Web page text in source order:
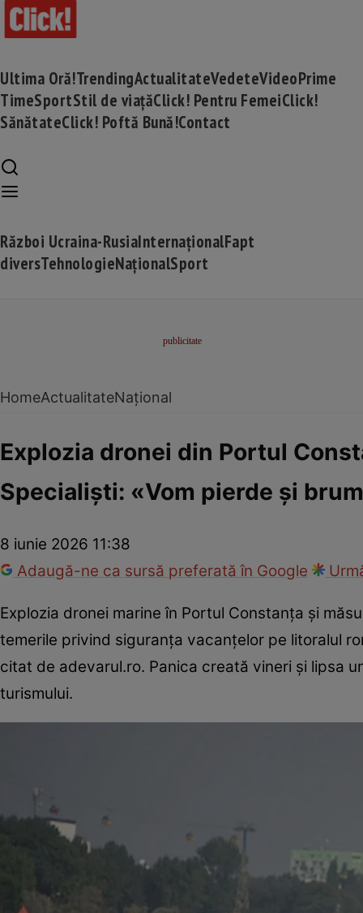
Ultima Oră!TrendingActualitateVedeteVideoPrime
TimeSportStil de viațăClick! Pentru FemeiClick!
SănătateClick! Poftă Bună!Contact
Război Ucraina-RusiaInternaționalFapt
diversTehnologieNaționalSport
HomeActualitateNațional
Explozia dronei din Portul
Specialiști: «Vom pierde şi
8 iunie 2026 11:38
Adaugă-ne ca sursă preferată în Google
Explozia dronei marine în Portul Constanţa şi
temerile privind siguranţa vacanţelor pe litoralul
citat de adevarul.ro. Panica creată vineri şi lipsa
turismului.